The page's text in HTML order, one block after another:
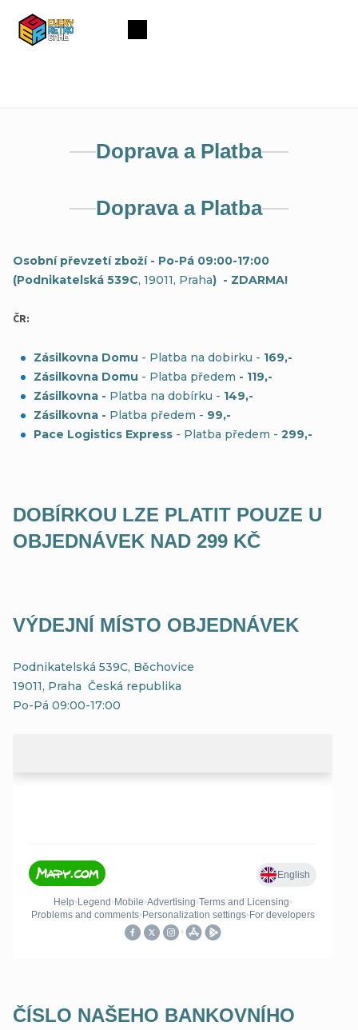
obsah
Nákupní
Doprava a Platba
Doprava a Platba
Osobní převzetí zboží - Po-Pá 09:00-17:00
(Podnikatelská 539C, 19011, Praha) - ZDARMA!
ČR:
Zásilkovna Domu - Platba na dobirku - 169,-
Zásilkovna Domu - Platba předem - 119,-
Zásilkovna - Platba na dobírku - 149,-
Zásilkovna - Platba předem - 99,-
Pace Logistics Express - Platba předem - 299,-
DOBÍRKOU LZE PLATIT POUZE U
OBJEDNÁVEK NAD 299 KČ
VÝDEJNÍ MÍSTO OBJEDNÁVEK
Podnikatelská 539C, Běchovice
19011, Praha Česká republika
Po-Pá 09:00-17:00
ČÍSLO NAŠEHO BANKOVNÍHO